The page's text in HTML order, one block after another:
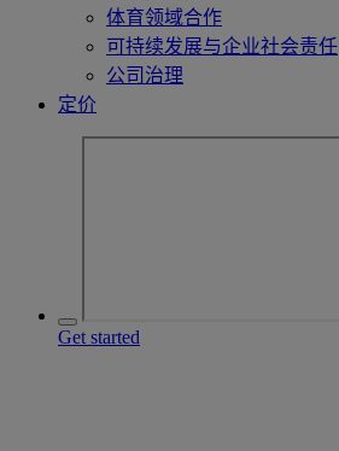
体育领域合作
可持续发展与企业社会责任
公司治理
定价
Get started